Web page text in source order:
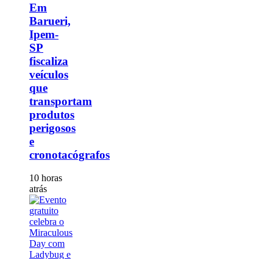
Em
Barueri,
Ipem-
SP
fiscaliza
veículos
que
transportam
produtos
perigosos
e
cronotacógrafos
10 horas
atrás